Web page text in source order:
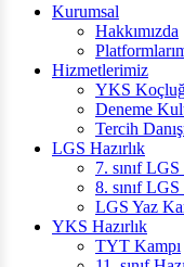
Kurumsal
Hakkımızda
Hizmetlerimiz
YKS
Deneme
Tercih
LGS Hazırlık
7. sınıf LGS
8. sınıf LGS
LGS Yaz
YKS Hazırlık
TYT Kampı